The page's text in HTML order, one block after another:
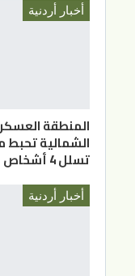
أخبار أردنية
المنطقة
الشمالية تحبط
تسلل 4 أشخاص
أخبار أردنية